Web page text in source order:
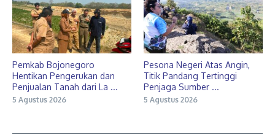
Pemkab Bojonegoro
Hentikan Pengerukan dan
Penjualan Tanah dari La ...
5 Agustus 2026
Pesona Negeri Atas Angin,
Titik Pandang Tertinggi
Penjaga Sumber ...
5 Agustus 2026